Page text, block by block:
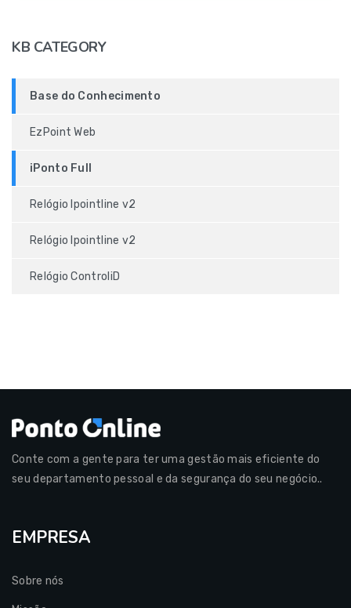
KB CATEGORY
Base do Conhecimento
EzPoint Web
iPonto Full
Relógio Ipointline v2
Relógio Ipointline v2
Relógio ControliD
Conte com a gente para ter uma gestão mais eficiente do
seu departamento pessoal e da segurança do seu negócio..
EMPRESA
Sobre nós